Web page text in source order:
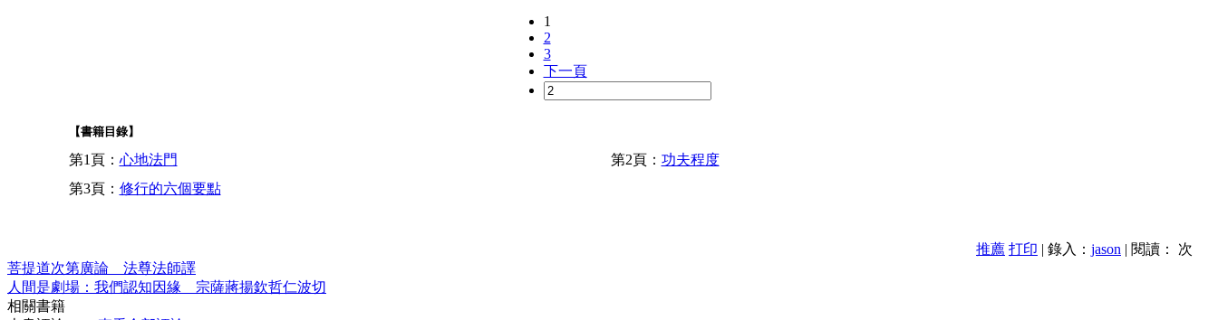
1
2
3
下一頁
【書籍目錄】
第1頁： 心地法門 第2頁： 功夫程度
第3頁： 修行的六個要點
推薦 打印 | 錄入： jason | 閱讀：
次
菩提道次第廣論 法尊法師譯
人間是劇場：我們認知因緣 宗薩蔣揚欽哲仁波切
相關書籍